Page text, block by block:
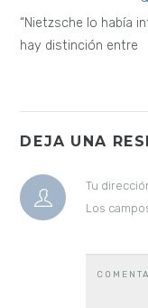
“Nietzsche lo había
hay distinción entre
DEJA UNA
Tu
Los